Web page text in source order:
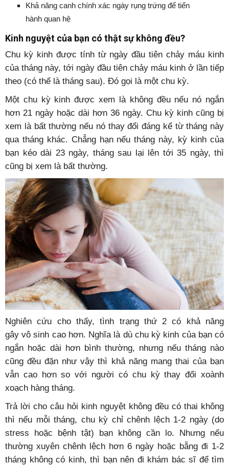
Khả năng canh chính xác ngày rụng trứng để tiến
hành quan hệ
Kinh nguyệt của bạn có thật sự không đều?
Chu kỳ kinh được tính từ ngày đầu tiên chảy máu kinh
của tháng này, tới ngày đầu tiên chảy máu kinh ở lần tiếp
theo (có thể là tháng sau). Đó gọi là một chu kỳ.
Một chu kỳ kinh được xem là không đều nếu nó ngắn
hơn 21 ngày hoặc dài hơn 36 ngày. Chu kỳ kinh cũng bị
xem là bất thường nếu nó thay đổi đáng kể từ tháng này
qua tháng khác. Chẳng hạn nếu tháng này, kỳ kinh của
bạn kéo dài 23 ngày, tháng sau lại lên tới 35 ngày, thì
cũng bị xem là bất thường.
Nghiên cứu cho thấy, tình trạng thứ 2 có khả năng
gây vô sinh cao hơn. Nghĩa là dù chu kỳ kinh của bạn có
ngắn hoặc dài hơn bình thường, nhưng nếu tháng nào
cũng đều đặn như vậy thì khả năng mang thai của bạn
vẫn cao hơn so với người có chu kỳ thay đổi xoành
xoạch hàng tháng.
Trả lời cho câu hỏi kinh nguyệt không đều có thai không
thì nếu mỗi tháng, chu kỳ chỉ chênh lệch 1-2 ngày (do
stress hoặc bệnh tật) bạn không cần lo. Nhưng nếu
thường xuyên chênh lệch hơn 6 ngày hoặc bẵng đi 1-2
tháng không có kinh, thì bạn nên đi khám bác sĩ để tìm